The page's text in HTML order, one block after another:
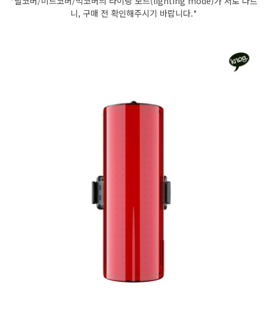
니, 구매 전 확인해주시기 바랍니다.*